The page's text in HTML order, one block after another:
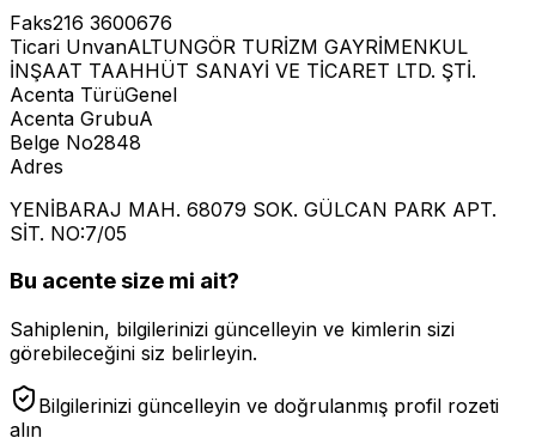
Faks216 3600676
Ticari UnvanALTUNGÖR TURİZM GAYRİMENKUL
İNŞAAT TAAHHÜT SANAYİ VE TİCARET LTD. ŞTİ.
Acenta TürüGenel
Acenta GrubuA
Belge No2848
Adres
YENİBARAJ MAH. 68079 SOK. GÜLCAN PARK APT.
SİT. NO:7/05
Bu acente size mi ait?
Sahiplenin, bilgilerinizi güncelleyin ve kimlerin sizi
görebileceğini siz belirleyin.
Bilgilerinizi güncelleyin ve doğrulanmış profil rozeti
alın